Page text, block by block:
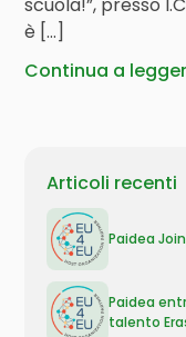
è […]
Continua a
Articoli recenti
Paidea
Paidea
talento